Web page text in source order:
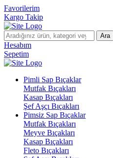
Favorilerim
Kargo Takip
Ara
Hesabım
Sepetim
Pimli Sap Bıçaklar
Mutfak Bıçakları
Kasap Bıçakları
Şef Aşçı Bıçakları
Pimsiz Sap Bıçaklar
Mutfak Bıçakları
Meyve Bıçakları
Kasap Bıçakları
Fleto Bıçakları